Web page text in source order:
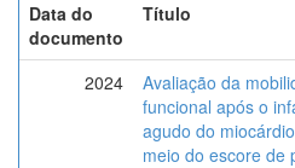
Data do
documento
Título
2024
Avaliação da
funcional após o
agudo do
meio do escore de